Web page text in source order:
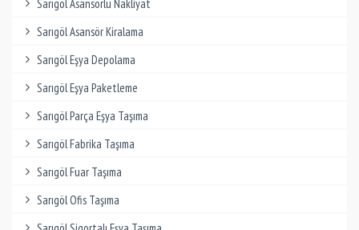
Sarıgöl Asansörlü Nakliyat
Sarıgöl Asansör Kiralama
Sarıgöl Eşya Depolama
Sarıgöl Eşya Paketleme
Sarıgöl Parça Eşya Taşıma
Sarıgöl Fabrika Taşıma
Sarıgöl Fuar Taşıma
Sarıgöl Ofis Taşıma